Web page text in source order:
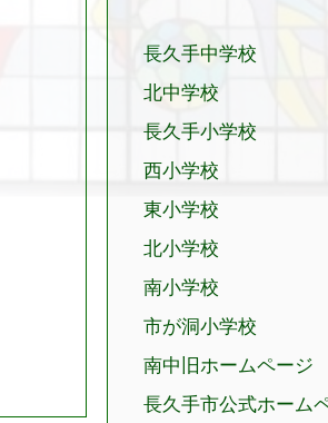
長久手中学校
北中学校
長久手小学校
西小学校
東小学校
北小学校
南小学校
市が洞小学校
南中旧ホームページ
長久手市公式ホーム